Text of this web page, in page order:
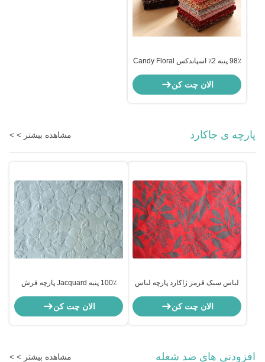
98٪ پنبه 2٪ اسپاندکس Candy Floral
الان چت کن
پارچه ی جاکارد مشاهده بیشتر > >
لباس سبک قرمز ژاکارد پارچه لباس
الان چت کن
100٪ پنبه Jacquard پارچه فرش
الان چت کن
افزودنی های ضد شعله مشاهده بیشتر > >